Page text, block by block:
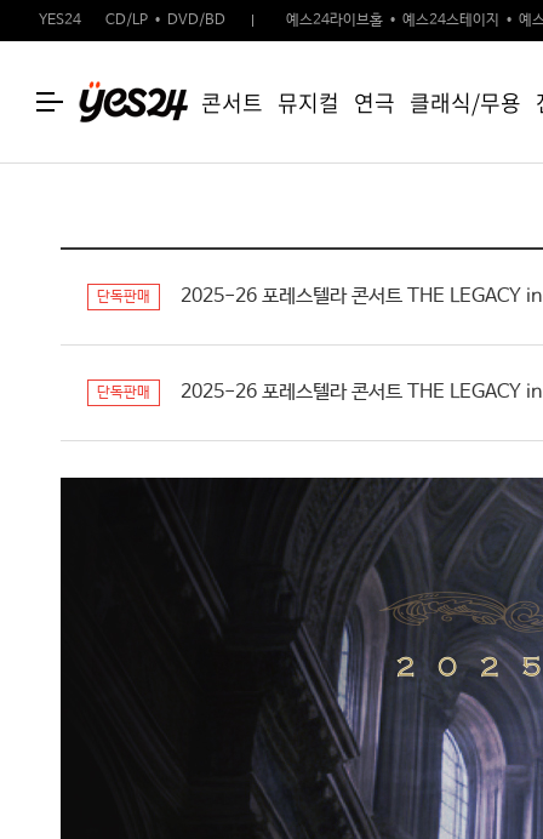
YES24 CD/LP DVD/BD 예스24라이브홀 예스24스테이지 예
콘서트 뮤지컬 연극 클래식/무용
단독판매 2025-26 포레스텔라 콘서트 THE LEGACY
단독판매 2025-26 포레스텔라 콘서트 THE LEGACY